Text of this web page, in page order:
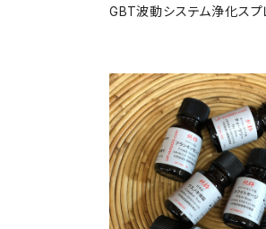
GBT波動システム浄化スプ